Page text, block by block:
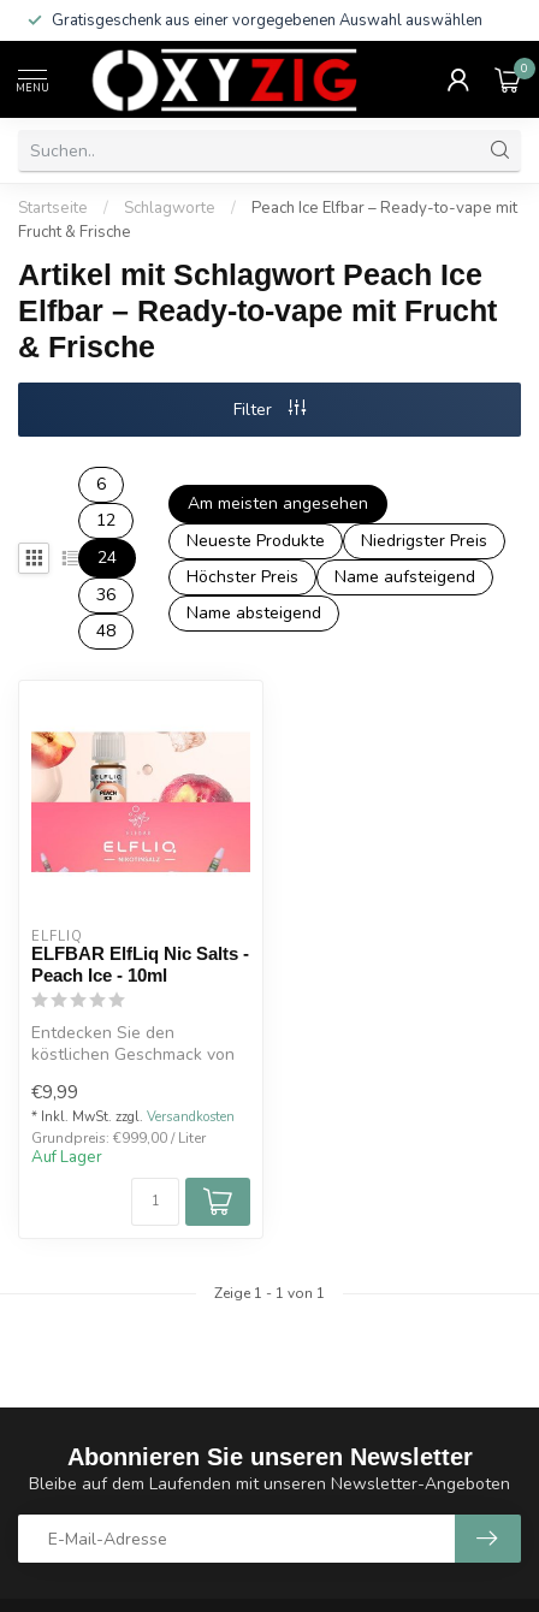
Gratisgeschenk aus einer vorgegebenen Auswahl auswählen
MENU
0
Startseite / Schlagworte /
Peach Ice Elfbar – Ready-to-vape mit
Frucht & Frische
Artikel mit Schlagwort Peach Ice
Elfbar – Ready-to-vape mit Frucht
& Frische
Filter
6
12
24
36
48
Am meisten angesehen
Neueste Produkte
Niedrigster Preis
Höchster Preis
Name aufsteigend
Name absteigend
ELFLIQ
ELFBAR ElfLiq Nic Salts -
Peach Ice - 10ml
Entdecken Sie den
köstlichen Geschmack von
Dieser P...
€9,99
* Inkl. MwSt. zzgl. Versandkosten
Grundpreis: €999,00 / Liter
Auf Lager
Zeige 1 - 1 von 1
Abonnieren Sie unseren Newsletter
Bleibe auf dem Laufenden mit unseren Newsletter-Angeboten